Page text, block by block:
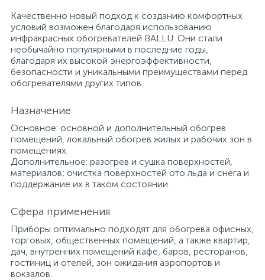
Качественно новый подход к созданию комфортных
условий возможен благодаря использованию
инфракрасных обогревателей BALLU. Они стали
необычайно популярными в последние годы,
благодаря их высокой энергоэффективности,
безопасности и уникальными преимуществами перед
обогревателями других типов.
Назначение
Основное: основной и дополнительный обогрев
помещений, локальный обогрев жилых и рабочих зон в
помещениях.
Дополнительное: разогрев и сушка поверхностей,
материалов; очистка поверхностей ото льда и снега и
поддержание их в таком состоянии.
Сфера применения
Приборы оптимально подходят для обогрева офисных,
торговых, общественных помещений, а также квартир,
дач, внутренних помещений кафе, баров, ресторанов,
гостиниц и отелей, зон ожидания аэропортов и
вокзалов.